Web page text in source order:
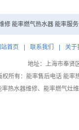
修 能率燃气热水器 能率服
站首页 联系我们 关于
地址：上海市奉贤
权所有：能率售后电话 能率
率热水器维修、 能率燃气灶